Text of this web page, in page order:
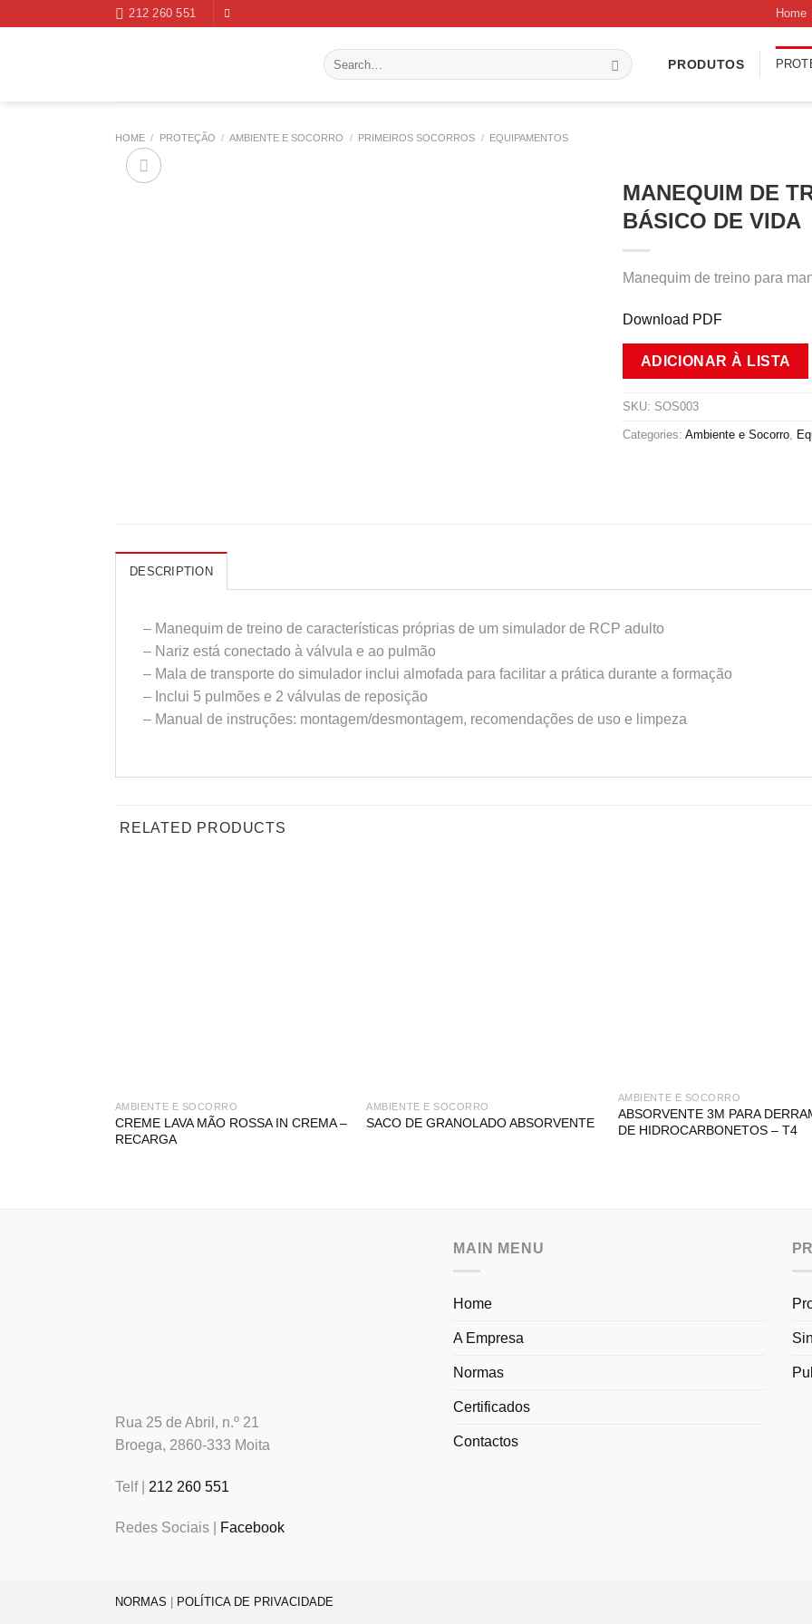
212 260 551 Home
Search
for:
PRODUTOS
HOME / PROTEÇÃO / AMBIENTE E SOCORRO / PRIMEIROS SOCORROS / EQUIPAMENTOS
MANEQUIM DE
BÁSICO DE VIDA
Manequim de treino para
Download PDF
ADICIONAR À LISTA
SKU: SOS003
Categories: Ambiente e Socorro,
DESCRIPTION
– Manequim de treino de características próprias de um simulador de RCP adulto
– Nariz está conectado à válvula e ao pulmão
– Mala de transporte do simulador inclui almofada para facilitar a prática durante a formação
– Inclui 5 pulmões e 2 válvulas de reposição
– Manual de instruções: montagem/desmontagem, recomendações de uso e limpeza
RELATED PRODUCTS
AMBIENTE E SOCORRO
CREME LAVA MÃO ROSSA IN CREMA –
RECARGA
AMBIENTE E SOCORRO
SACO DE GRANOLADO ABSORVENTE
AMBIENTE E SOCORRO
ABSORVENTE 3M PARA
DE HIDROCARBONETOS – T4
Rua 25 de Abril, n.º 21
Broega, 2860-333 Moita
Telf | 212 260 551
Redes Sociais | Facebook
MAIN MENU
Home
A Empresa
Normas
Certificados
Contactos
NORMAS POLÍTICA DE PRIVACIDADE